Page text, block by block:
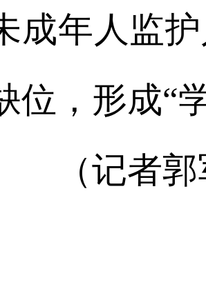
成年人监
位，形成“
（记者郭